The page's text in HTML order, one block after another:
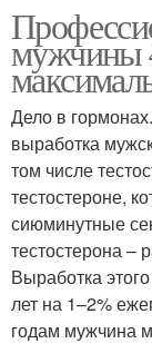
Углеводы
мужчины
Дело в
выработка
том числе
тестостероне,
сиюминутные
тестостерона –
Выработка
лет на 1–2%
годам мужчина